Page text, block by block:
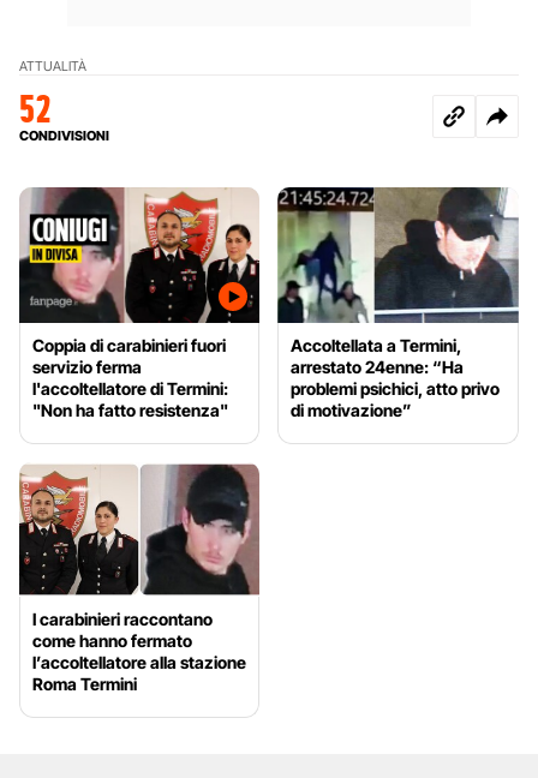
ATTUALITÀ
52
CONDIVISIONI
Coppia di carabinieri fuori
servizio ferma
l'accoltellatore di Termini:
"Non ha fatto resistenza"
Accoltellata a Termini,
arrestato 24enne: “Ha
problemi psichici, atto privo
di motivazione”
I carabinieri raccontano
come hanno fermato
l’accoltellatore alla stazione
Roma Termini